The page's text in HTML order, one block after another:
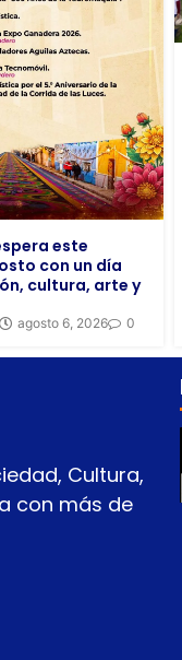
este
con un día
cultura, arte y
agosto 6, 2026 0
Cultura,
con más de